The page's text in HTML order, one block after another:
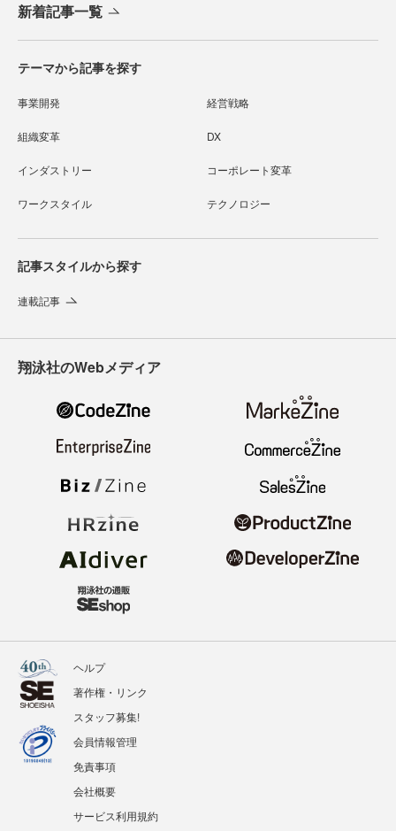
新着記事一覧
テーマから記事を探す
事業開発 経営戦略
組織変革 DX
インダストリー コーポレート変革
ワークスタイル テクノロジー
記事スタイルから探す
連載記事
翔泳社のWebメディア
ヘルプ
著作権・リンク
スタッフ募集!
会員情報管理
免責事項
会社概要
サービス利用規約